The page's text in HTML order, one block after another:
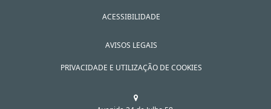
ACESSIBILIDADE
AVISOS LEGAIS
PRIVACIDADE E UTILIZAÇÃO DE COOKIES